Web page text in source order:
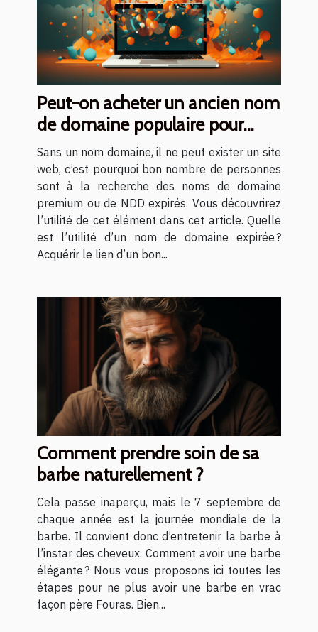
Peut-on acheter un ancien nom
de domaine populaire pour
mettre en place son site web ?
Sans un nom domaine, il ne peut exister un site
web, c’est pourquoi bon nombre de personnes
sont à la recherche des noms de domaine
premium ou de NDD expirés. Vous découvrirez
l’utilité de cet élément dans cet article. Quelle
est l’utilité d’un nom de domaine expirée ?
Acquérir le lien d’un bon...
Comment prendre soin de sa
barbe naturellement ?
Cela passe inaperçu, mais le 7 septembre de
chaque année est la journée mondiale de la
barbe. Il convient donc d’entretenir la barbe à
l’instar des cheveux. Comment avoir une barbe
élégante ? Nous vous proposons ici toutes les
étapes pour ne plus avoir une barbe en vrac
façon père Fouras. Bien...